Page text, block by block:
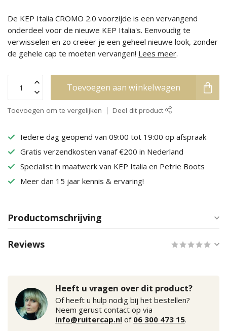
De KEP Italia CROMO 2.0 voorzijde is een vervangend
onderdeel voor de nieuwe KEP Italia's. Eenvoudig te
verwisselen en zo creëer je een geheel nieuwe look, zonder
de gehele cap te moeten vervangen! Lees meer.
Toevoegen aan winkelwagen
Toevoegen om te vergelijken Deel dit product
Iedere dag geopend van 09:00 tot 19:00 op afspraak
Gratis verzendkosten vanaf €200 in Nederland
Specialist in maatwerk van KEP Italia en Petrie Boots
Meer dan 15 jaar kennis & ervaring!
Productomschrijving
Reviews
Heeft u vragen over dit product?
Of heeft u hulp nodig bij het bestellen?
Neem gerust contact op via
info@ruitercap.nl of 06 300 473 15.